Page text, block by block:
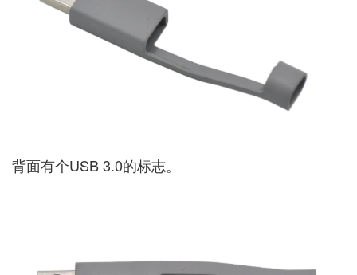
背面有个USB 3.0的标志。